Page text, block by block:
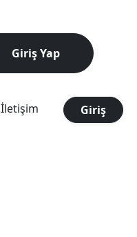
Giriş Yap
İletişim Giriş